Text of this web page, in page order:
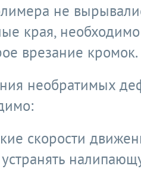
не
края, необходимо
врезание кромок.
необратимых
скорости